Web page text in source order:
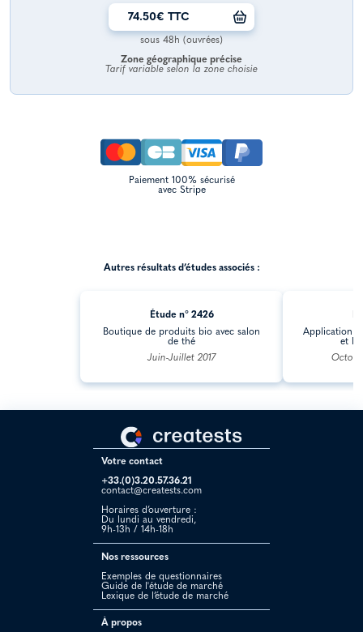
74.50€ TTC
sous 48h (ouvrées)
Zone géographique précise
Tarif variable selon la zone choisie
Paiement 100% sécurisé
avec Stripe
Autres résultats d’études associés :
Étude n° 2426
Boutique de produits bio avec salon
de thé
Juin-Juillet 2017
Application
et
Votre contact
+33.(0)3.20.57.36.21
contact@creatests.com
Horaires d’ouverture :
Du lundi au vendredi,
9h-13h / 14h-18h
Nos ressources
Exemples de questionnaires
Guide de l'étude de marché
Lexique de l’étude de marché
À propos